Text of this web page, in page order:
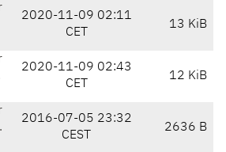
2020-11-09 02:11
CET
13 KiB
2020-11-09 02:43
CET
12 KiB
2016-07-05 23:32
CEST
2636 B